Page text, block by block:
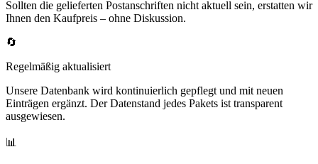
Sollten die gelieferten Postanschriften nicht aktuell sein, erstatten wir
Ihnen den Kaufpreis – ohne Diskussion.
🔄
Regelmäßig aktualisiert
Unsere Datenbank wird kontinuierlich gepflegt und mit neuen
Einträgen ergänzt. Der Datenstand jedes Pakets ist transparent
ausgewiesen.
📊